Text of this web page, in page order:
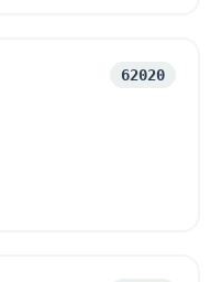
62020